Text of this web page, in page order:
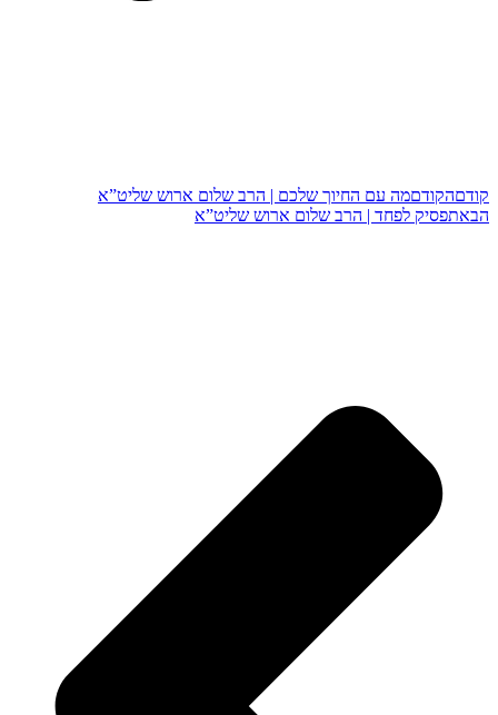
קודםהקודםמה עם החיוך שלכם | הרב שלום ארוש שליט”א
הבאתפסיק לפחד | הרב שלום ארוש שליט”א